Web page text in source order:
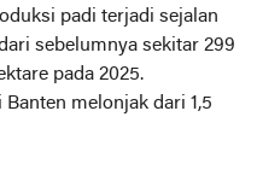
padi terjadi sejalan
sebelumnya sekitar 299
pada 2025.
melonjak dari 1,5